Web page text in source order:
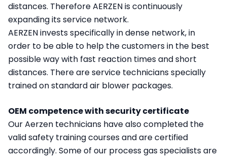
distances. Therefore AERZEN is continuously
expanding its service network.
AERZEN invests specifically in dense network, in
order to be able to help the customers in the best
possible way with fast reaction times and short
distances. There are service technicians specially
trained on standard air blower packages.
OEM competence with security certificate
Our Aerzen technicians have also completed the
valid safety training courses and are certified
accordingly. Some of our process gas specialists are